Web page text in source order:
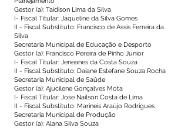
Gestor (a): Taidison Lima da Silva
I- Fiscal Titular: Jaqueline da Silva Gomes
II - Fiscal Substituto: Francisco de Assis Ferreira da
Silva
Secretaria Municipal de Educação e Desporto
Gestor (a): Francisco Pereira de Pinho Junior
I- Fiscal Titular: Jeneanes da Costa Souza
II - Fiscal Substituto: Daiane Estefane Souza Rocha
Secretaria Municipal de Saúde
Gestor (a): Ajucilene Gonçalves Mota
I- Fiscal Titular: Jose Nailson Costa de Lima
II - Fiscal Substituto: Marineis Araújo Rodrigues
Secretaria Municipal de Produção
Gestor (a): Alana Silva Souza